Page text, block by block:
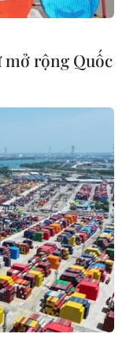
dịch nhạy
yêu cầu của
nhân đạo
đã thông
đây của ông
thảo luận về
Nhĩ Kỳ
Ghouta ở
mắt” tới
rộng Quốc